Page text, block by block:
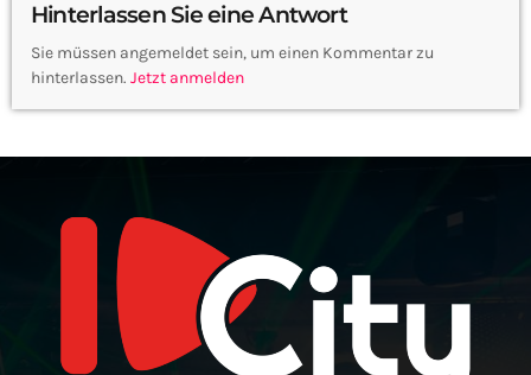
Hinterlassen Sie eine Antwort
Sie müssen angemeldet sein, um einen Kommentar zu
hinterlassen. Jetzt anmelden